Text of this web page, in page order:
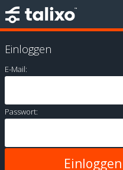
Einloggen
E-Mail:
Passwort: